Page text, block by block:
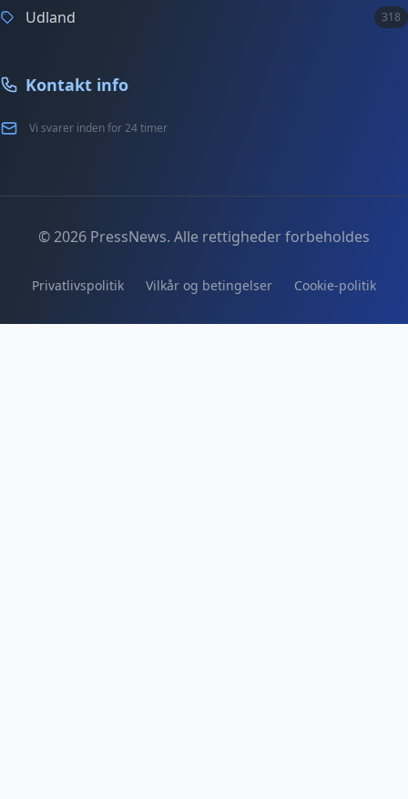
Udland 318
Kontakt info
Vi svarer inden for 24 timer
© 2026 PressNews. Alle rettigheder forbeholdes
Privatlivspolitik Vilkår og betingelser Cookie-politik